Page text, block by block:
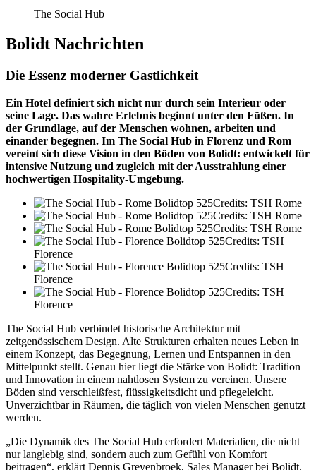
The Social Hub
Bolidt Nachrichten
Die Essenz moderner Gastlichkeit
Ein Hotel definiert sich nicht nur durch sein Interieur oder
seine Lage. Das wahre Erlebnis beginnt unter den Füßen. In
der Grundlage, auf der Menschen wohnen, arbeiten und
einander begegnen. Im The Social Hub in Florenz und Rom
vereint sich diese Vision in den Böden von Bolidt: entwickelt für
intensive Nutzung und zugleich mit der Ausstrahlung einer
hochwertigen Hospitality-Umgebung.
Credits: TSH Rome
Credits: TSH Rome
Credits: TSH Rome
Credits: TSH
Florence
Credits: TSH
Florence
Credits: TSH
Florence
The Social Hub verbindet historische Architektur mit
zeitgenössischem Design. Alte Strukturen erhalten neues Leben in
einem Konzept, das Begegnung, Lernen und Entspannen in den
Mittelpunkt stellt. Genau hier liegt die Stärke von Bolidt: Tradition
und Innovation in einem nahtlosen System zu vereinen. Unsere
Böden sind verschleißfest, flüssigkeitsdicht und pflegeleicht.
Unverzichtbar in Räumen, die täglich von vielen Menschen genutzt
werden.
„Die Dynamik des The Social Hub erfordert Materialien, die nicht
nur langlebig sind, sondern auch zum Gefühl von Komfort
beitragen“, erklärt Dennis Grevenbroek, Sales Manager bei Bolidt.